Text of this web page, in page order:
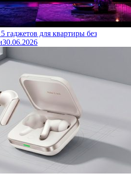
гаджетов для квартиры без
30.06.2026